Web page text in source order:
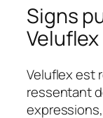
Signs
Veluflex
Veluflex est
ressentant
expressions,